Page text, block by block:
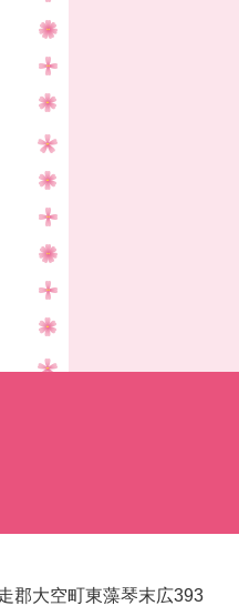
郡大空町東藻琴末広393